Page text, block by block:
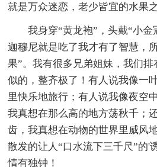
就是万众迷恋，老少皆宜的水果
我身穿“黄龙袍”，头戴“小金
迦穆尼就是吃了我才有了智慧，
果”。我有很多兄弟姐妹，我们
似的，整齐极了！有人说我像一
里快乐地旅行；有人说我像夜空
我真想在那么高的地方荡秋千；
齿，我真想在动物的世界里威风
散发的让人“口水流下三千尺”的'
情有独钟！